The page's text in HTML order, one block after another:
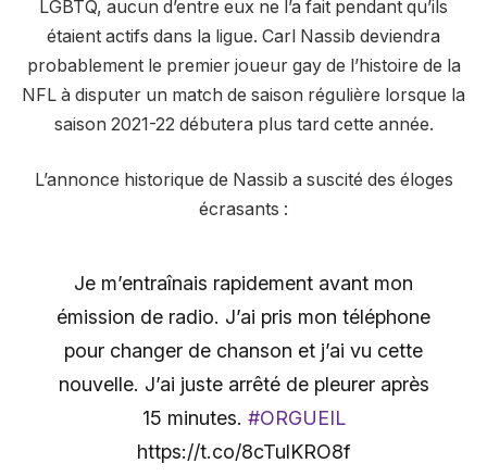
LGBTQ, aucun d’entre eux ne l’a fait pendant qu’ils
étaient actifs dans la ligue. Carl Nassib deviendra
probablement le premier joueur gay de l’histoire de la
NFL à disputer un match de saison régulière lorsque la
saison 2021-22 débutera plus tard cette année.
L’annonce historique de Nassib a suscité des éloges
écrasants :
Je m’entraînais rapidement avant mon
émission de radio. J’ai pris mon téléphone
pour changer de chanson et j’ai vu cette
nouvelle. J’ai juste arrêté de pleurer après
15 minutes. #ORGUEIL
https://t.co/8cTulKRO8f